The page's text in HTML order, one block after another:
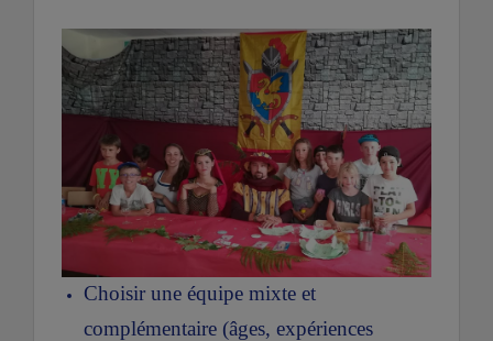
Choisir une équipe mixte et
complémentaire (âges, expériences